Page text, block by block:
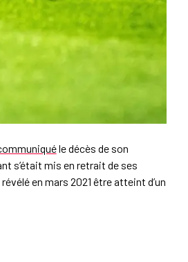
le décès de son
s’était mis en retrait de ses
en mars 2021 être atteint d’un